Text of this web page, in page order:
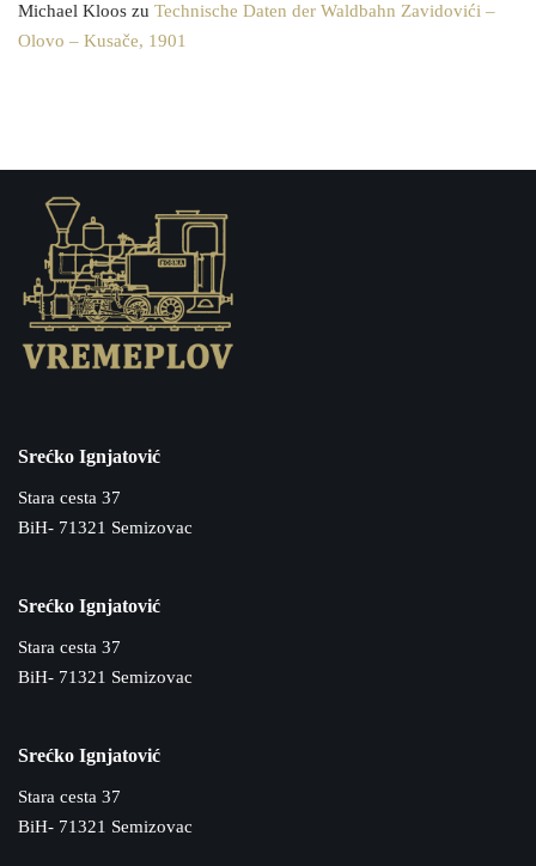
Michael Kloos zu Technische Daten der Waldbahn Zavidovići –
Olovo – Kusače, 1901
Srećko Ignjatović
Stara cesta 37
BiH- 71321 Semizovac
Srećko Ignjatović
Stara cesta 37
BiH- 71321 Semizovac
Srećko Ignjatović
Stara cesta 37
BiH- 71321 Semizovac